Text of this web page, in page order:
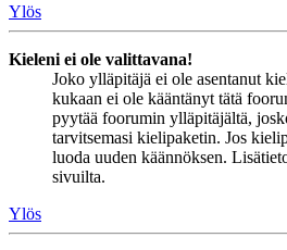
Ylös
Kieleni ei ole valittavana!
Joko ylläpitäjä ei ole asentanut
kukaan ei ole kääntänyt tätä
pyytää foorumin ylläpitäjältä,
tarvitsemasi kielipaketin. Jos
luoda uuden käännöksen.
sivuilta.
Ylös